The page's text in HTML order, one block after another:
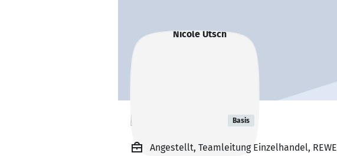
Nicole Utsch Basis
Angestellt, Teamleitung Einzelhandel, REWE